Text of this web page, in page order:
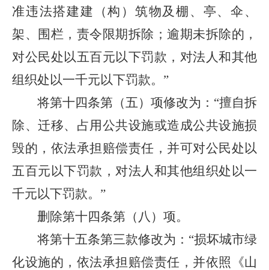
准违法搭建建（构）筑物及棚、亭、伞、
架、围栏，责令限期拆除；逾期未拆除的，
对公民处以五百元以下罚款，对法人和其他
组织处以一千元以下罚款。”
将第十四条第（五）项修改为：“擅自拆
除、迁移、占用公共设施或造成公共设施损
毁的，依法承担赔偿责任，并可对公民处以
五百元以下罚款，对法人和其他组织处以一
千元以下罚款。”
删除第十四条第（八）项。
将第十五条第三款修改为：“损坏城市绿
化设施的，依法承担赔偿责任，并依照《山